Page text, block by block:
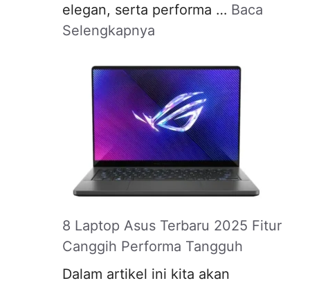
elegan, serta performa … Baca
Selengkapnya
8 Laptop Asus Terbaru 2025 Fitur
Canggih Performa Tangguh
Dalam artikel ini kita akan